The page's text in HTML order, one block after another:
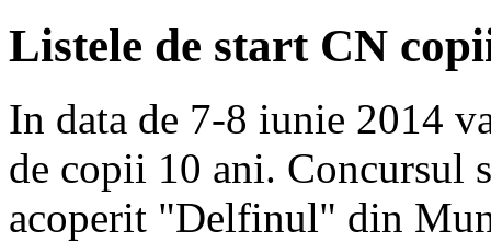
Listele de start CN
In data de 7-8 iunie 2014
de copii 10 ani. Concursul
acoperit "Delfinul" din